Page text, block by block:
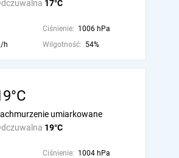
17°C
Ciśnienie: 1006 hPa
h Wilgotność: 54%
19°C
umiarkowane
Ciśnienie: 1004 hPa